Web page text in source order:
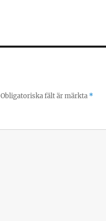
Obligatoriska fält är märkta *